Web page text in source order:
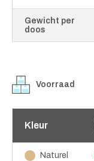
Gewicht per
doos
Voorraad
Kleur
Naturel